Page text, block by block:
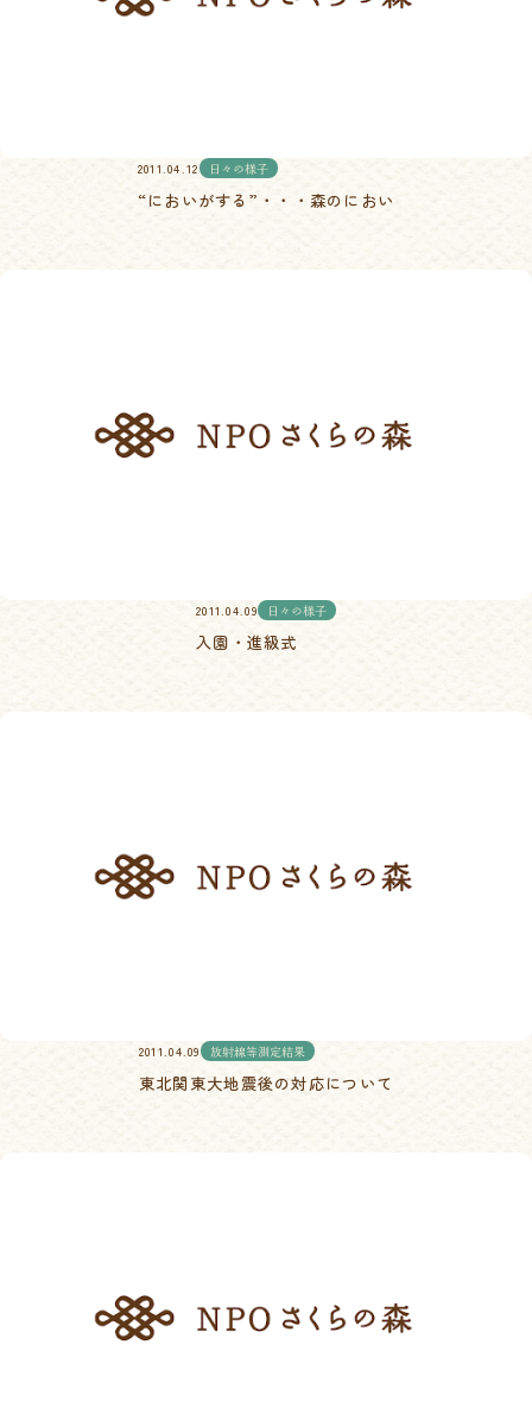
2011.04.12 日々の様子
“においがする”・・・森のにおい
2011.04.09 日々の様子
入園・進級式
2011.04.09 放射線等測定結果
東北関東大地震後の対応について